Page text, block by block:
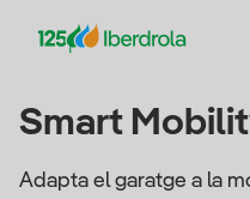
Smart
Adapta el garatge a la